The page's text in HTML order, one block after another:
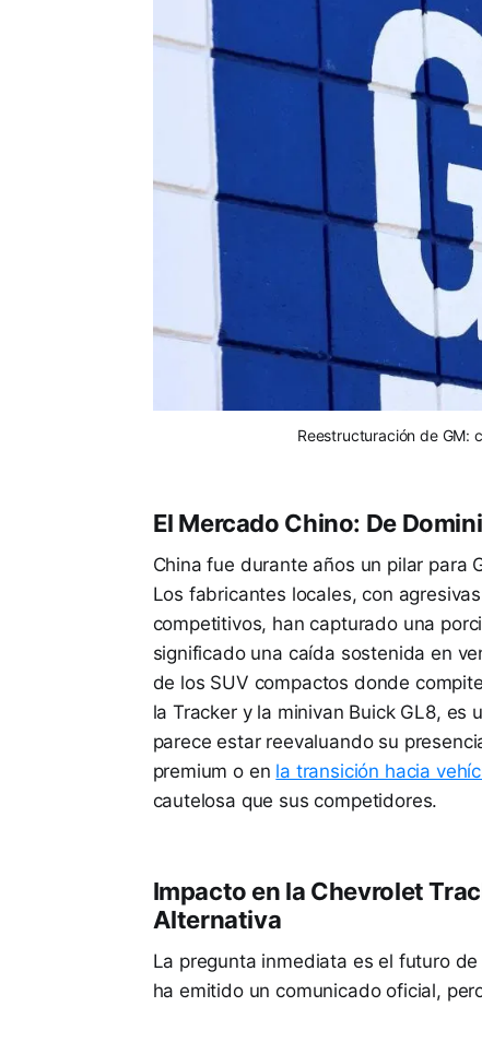
Reestructuración de GM:
El Mercado Chino: De
China fue durante años un pilar para
Los fabricantes locales, con
competitivos, han capturado una
significado una caída sostenida en
de los SUV compactos donde
la Tracker y la minivan Buick GL8,
parece estar reevaluando su
premium o en la transición hacia
cautelosa que sus competidores.
Impacto en la Chevrolet
Alternativa
La pregunta inmediata es el futuro de
ha emitido un comunicado oficial,